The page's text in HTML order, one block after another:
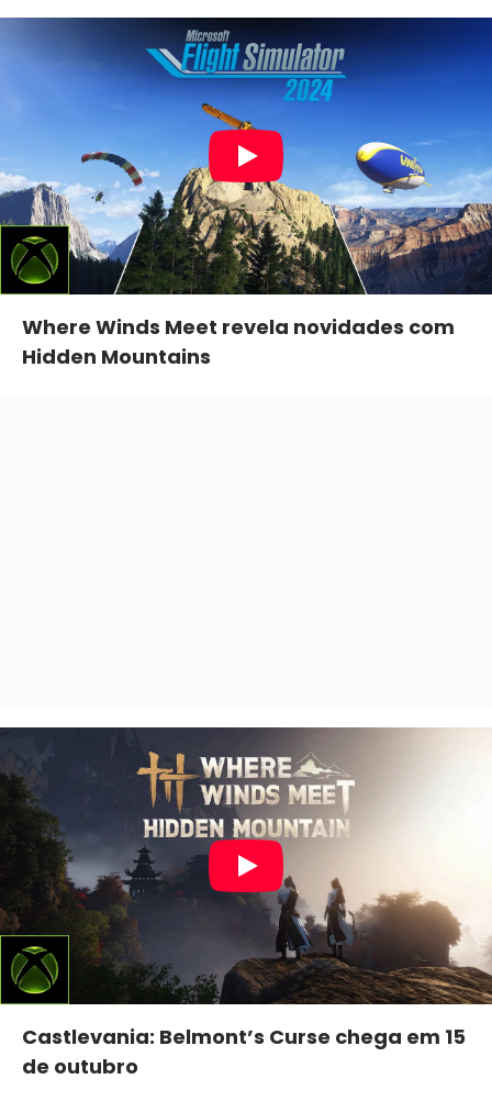
Where Winds Meet revela novidades com
Hidden Mountains
Castlevania: Belmont’s Curse chega em 15
de outubro